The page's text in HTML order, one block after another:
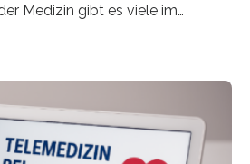
Medizin gibt es viele im
abgesicherten Inhalten?
Universität Dresden
Portal sowohl an Patientinnen